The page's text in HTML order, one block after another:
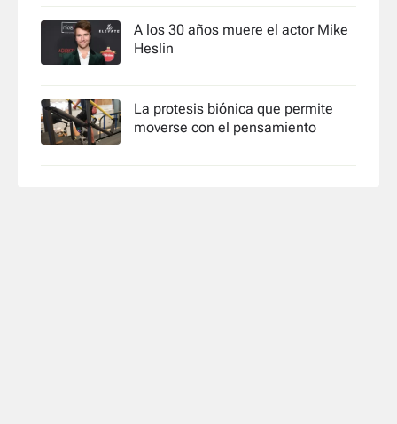
A los 30 años muere el actor Mike
Heslin
La protesis biónica que permite
moverse con el pensamiento